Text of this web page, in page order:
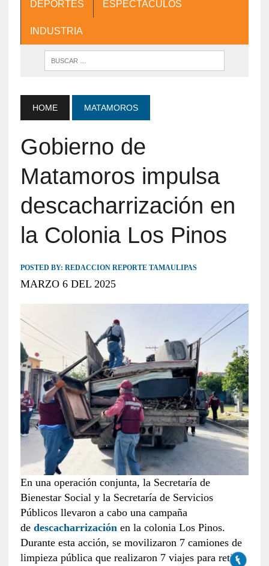
DEPORTES ESPECTACULOS
INDUSTRIA
HOME MATAMOROS
Gobierno de
Matamoros impulsa
descacharrización en
la Colonia Los Pinos
POSTED BY: REDACCION REPORTE TAMAULIPAS
MARZO 6 DEL 2025
En una operación conjunta, la Secretaría de
Bienestar Social y la Secretaría de Servicios
Públicos llevaron a cabo una campaña
de descacharrizaciónen la colonia Los Pinos.
Durante esta acción, se movilizaron 7 camiones de
limpieza pública que realizaron 7 viajes para retirar